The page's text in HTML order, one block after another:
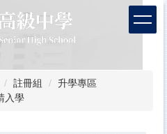
註冊組
升學專區
入學